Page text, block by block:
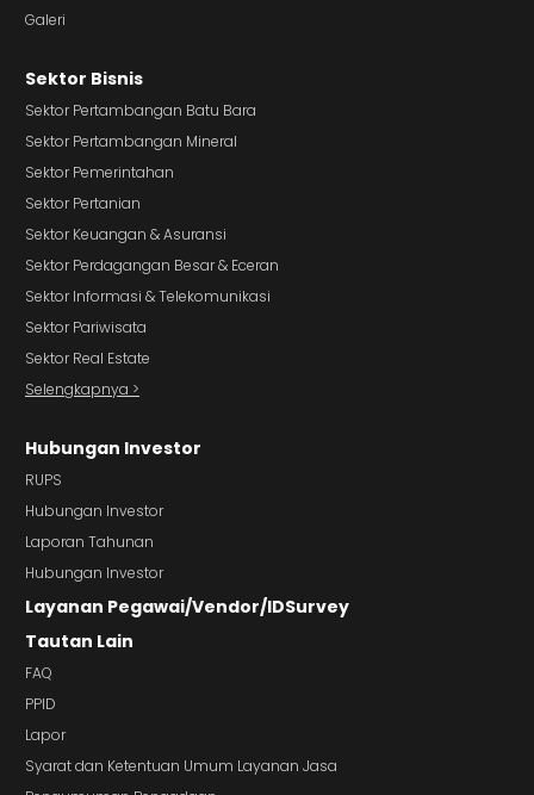
Galeri
Sektor Bisnis
Sektor Pertambangan Batu Bara
Sektor Pertambangan Mineral
Sektor Pemerintahan
Sektor Pertanian
Sektor Keuangan & Asuransi
Sektor Perdagangan Besar & Eceran
Sektor Informasi & Telekomunikasi
Sektor Pariwisata
Sektor Real Estate
Selengkapnya >
Hubungan Investor
RUPS
Hubungan Investor
Laporan Tahunan
Hubungan Investor
Layanan Pegawai/Vendor/IDSurvey
Tautan Lain
FAQ
PPID
Lapor
Syarat dan Ketentuan Umum Layanan Jasa